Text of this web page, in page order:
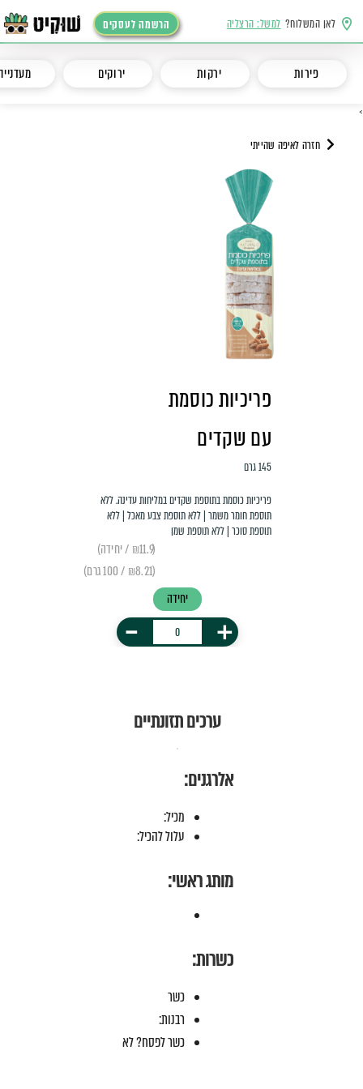
לאן המשלוח? למשל: הרצליה הרשמה לעסקים
פירות ירקות ירוקים
>
חזרה לאיפה שהייתי
פריכיות כוסמת
עם שקדים
145 גרם
פריכיות כוסמת בתוספת שקדים במליחות עדינה. ללא
תוספת חומר משמר | ללא תוספת צבע מאכל | ללא
תוספת סוכר | ללא תוספת שמן
(₪11.9 / יחידה)
(₪8.21 / 100 גרם)
יחידה
+
-
ערכים תזונתיים
אלרגנים:
מכיל:
עלול להכיל:
מותג ראשי:
כשרות:
כשר
רבנות:
כשר לפסח? לא